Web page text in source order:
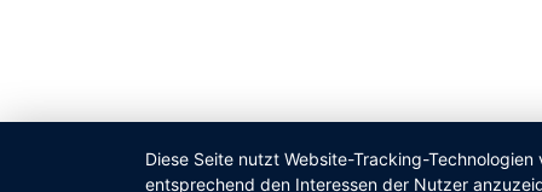
Diese Seite nutzt Website-Tracking-
entsprechend den Interessen der Nutzer